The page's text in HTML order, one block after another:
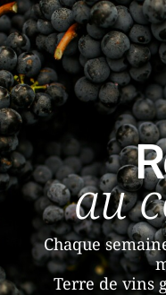
au
Chaque
Terre de vins